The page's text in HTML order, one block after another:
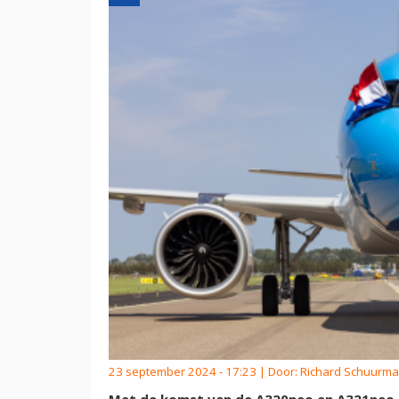
23 september 2024 - 17:23 | Door: Richard